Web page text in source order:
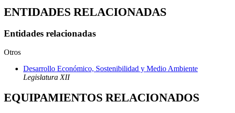
ENTIDADES RELACIONADAS
Entidades relacionadas
Otros
Desarrollo Económico, Sostenibilidad y Medio Ambiente
Legislatura XII
EQUIPAMIENTOS RELACIONADOS